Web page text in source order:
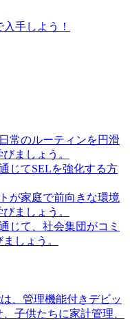
手しよう！
常のルーティンを円滑
ましょう。
じてSELを強化する方
が家庭で前向きな環境
ましょう。
じて、社会集団がコミ
しょう。
は、管理機能付きデビッ
子供たちに家計管理、